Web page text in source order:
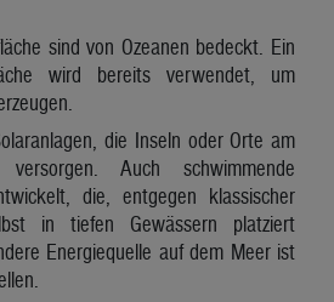
sind von Ozeanen bedeckt. Ein
wird bereits verwendet, um
die Inseln oder Orte am
Auch schwimmende
die, entgegen klassischer
in tiefen Gewässern platziert
Energiequelle auf dem Meer ist